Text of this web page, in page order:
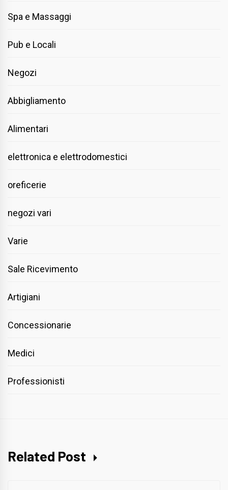
Spa e Massaggi
Pub e Locali
Negozi
Abbigliamento
Alimentari
elettronica e elettrodomestici
oreficerie
negozi vari
Varie
Sale Ricevimento
Artigiani
Concessionarie
Medici
Professionisti
Related Post